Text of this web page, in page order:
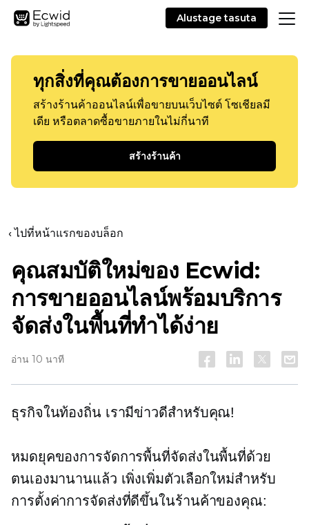
Alustage tasuta
ทุกสิ่งที่คุณต้องการขายออนไลน์
สร้างร้านค้าออนไลน์เพื่อขายบนเว็บไซต์ โซเชียลมี
เดีย หรือตลาดซื้อขายภายในไม่กี่นาที
สร้างร้านค้า
‹ ไปที่หน้าแรกของบล็อก
คุณสมบัติใหม่ของ Ecwid:
การขายออนไลน์พร้อมบริการ
จัดส่งในพื้นที่ทำได้ง่าย
อ่าน 10 นาที
ธุรกิจในท้องถิ่น เรามีข่าวดีสำหรับคุณ!
หมดยุคของการจัดการพื้นที่จัดส่งในพื้นที่ด้วย
ตนเองมานานแล้ว เพิ่งเพิ่มตัวเลือกใหม่สำหรับ
การตั้งค่าการจัดส่งที่ดีขึ้นในร้านค้าของคุณ: